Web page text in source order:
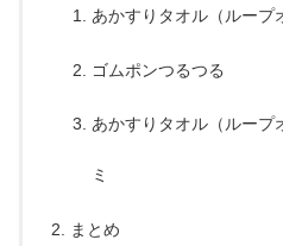
あかすりタオル（ループ
ゴムポンつるつる
あかすりタオル（ループ
ミ
まとめ